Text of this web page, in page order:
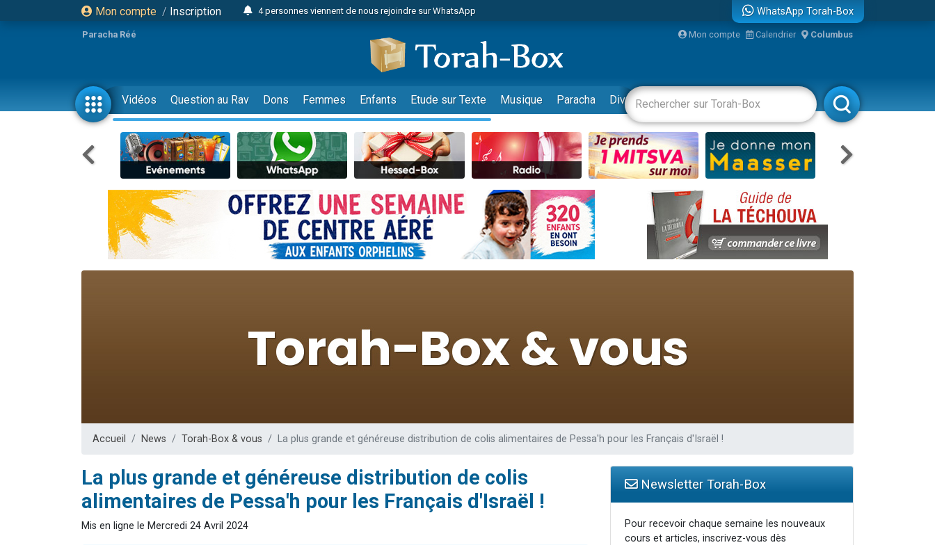
Mon compte / Inscription
4 personnes viennent de nous rejoindre sur WhatsApp
Odaya vient de donner son Maasser
3 personnes viennent de faire un don pour 5 jours de vacances aux Orphelins
3 personnes viennent de faire un don pour Diane, 80 ans, dans un appartement insalubre
13 personnes viennent de demander une bénédiction
2 personnes viennent de nous rejoindre sur WhatsApp
30 personnes viennent de faire un don pour Sauvez la jambe de Yohan
Il reste 49 places pour étudier en groupe sur Zoom
12 nouvelles musiques dans Torah-Box Music
3 personnes viennent de nous rejoindre sur WhatsApp
2 personnes viennent de nous rejoindre sur WhatsApp
3 personnes viennent de nous rejoindre sur WhatsApp
61 personnes viennent de demander une bénédiction
Ariel vient de donner son Maasser
WhatsApp Torah-Box
Paracha Réé Mon compte Calendrier Columbus
Vidéos Question au Rav Dons Femmes Enfants Etude sur Texte Musique Paracha Divertissements Livres Rabbanim
Accueil News Torah-Box & vous La plus grande et généreuse distribution de colis alimentaires de Pessa'h pour les Français d'Israël !
La plus grande et généreuse distribution de colis
alimentaires de Pessa'h pour les Français d'Israël !
Mis en ligne le Mercredi 24 Avril 2024
Newsletter Torah-Box
Pour recevoir chaque semaine les nouveaux
cours et articles, inscrivez-vous dès